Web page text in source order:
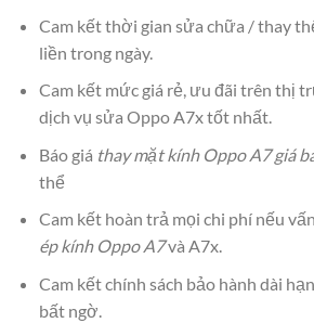
Cam kết thời gian sửa chữa / thay
liền trong ngày.
Cam kết mức giá rẻ, ưu đãi trên thị
dịch vụ sửa Oppo A7x tốt nhất.
Báo giá thay mặt kính Oppo A7 giá
thể
Cam kết hoàn trả mọi chi phí nếu
ép kính Oppo A7và A7x.
Cam kết chính sách bảo hành dài
bất ngờ.